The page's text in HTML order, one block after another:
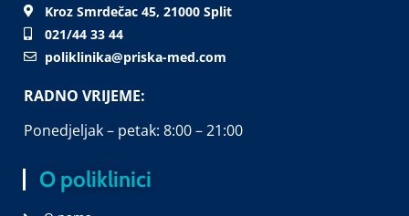
Kroz Smrdečac 45, 21000 Split
021/44 33 44
poliklinika@priska-med.com
RADNO VRIJEME:
Ponedjeljak – petak: 8:00 – 21:00
O poliklinici